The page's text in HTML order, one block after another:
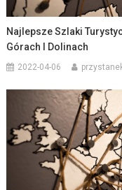
Najlepsze Szlaki
Górach I Dolinach
2022-04-06